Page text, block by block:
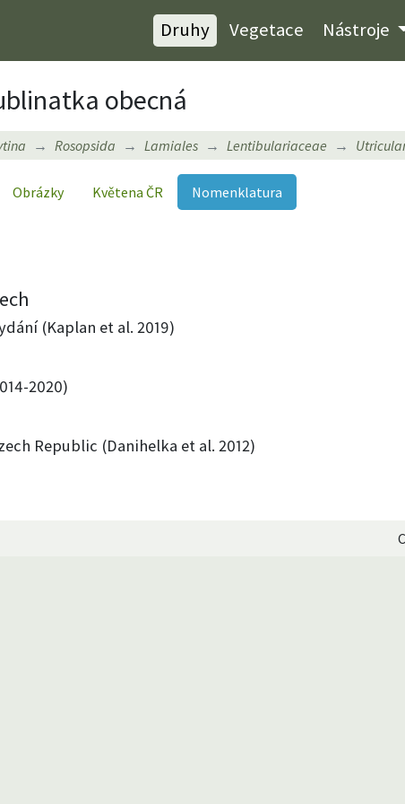
Druhy Vegetace Nástroje
obecná
Rosopsida Lamiales Lentibulariaceae
Obrázky Květena ČR Nomenklatura
(Kaplan et al. 2019)
2020)
Republic (Danihelka et al. 2012)